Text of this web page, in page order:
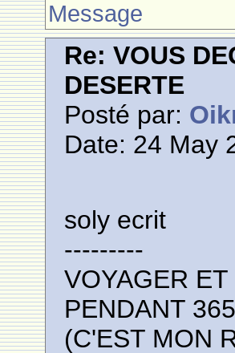
Message
Re: VOUS
DESERTE
Posté par:
Date: 24 May
soly ecrit
---------
VOYAGER
PENDANT
(C'EST MON